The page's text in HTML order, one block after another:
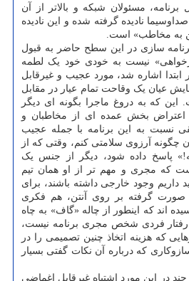
مسئولان شبکه و بالاتر از آن
نادیده گرفته شده و این نادیده
به مخاطب» است.
سازی در این سطح حاضر به قبول
نیست به خودی خود یک لطمه
اشاره شد، مورد عجیب و غیرقابل
عیان یک وقاحت تمام عیار در مقابل
که به دروغ ماجرا بگونه ای دیگر
بخش عمده ای از مخاطبان و
نسبت به این برنامه با جمله عجیب
چگونه آرزوی سلامتی کنم، وقتی که از
پاسخ داده شود، دیگر از جنس یک
مجری و مهم تر از او همان تیم
داریم وجود خارجی داشته باشند، برای
صورت گرفته بر روی آنتن، هم فکری
اند که اینطور از چاله «گاف» به چاه
رفتار فردی شخص مجری برنامه نیست،
که هزینه اتخاذ چنین تصمیمی را در
که درباره آن نکات گفتی بسیار
در این مورد اشتباه غیرقابل اغماضی